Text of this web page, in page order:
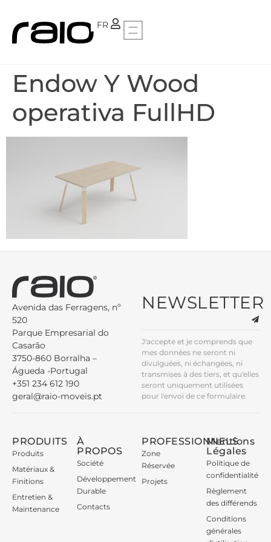
FR
PT
Endow Y Wood
operativa FullHD
Avenida das Ferragens, nº
520
Parque Empresarial do
Casarão
3750-860 Borralha –
Águeda -Portugal
+351 234 612 190
geral@raio-moveis.pt
NEWSLETTER
J'accepte et je comprends que
mes données ne seront ni
divulguées, ni échangées, ni
transmises à des tiers, et qu'elles
seront uniquement utilisées
pour l'envoi de ce formulaire.
PRODUITS
Produits
Matériaux &
Finitions
Entretien &
Maintenance
À
PROPOS
Société
Développement
Durable
Contacts
PROFESSIONNELS
Zone
Réservée
Projets
Mentions
Légales
Politique de
confidentialité
Règlement
des différends
Conditions
générales